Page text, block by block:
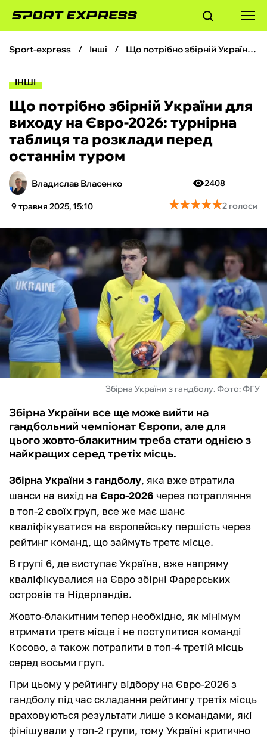
ФУТБОЛ
БОКС
ХОКЕЙ
ТЕНІС
КІБЕРСПОРТ
ЧС-2026
ФУТЗАЛ
ІНШІ
БУКМЕКЕРИ
sport-express інші Що потрібно збірній України для виходу на Євро-2026: турнірна таблиця та розклади перед останнім туром
ІНШІ
Що потрібно збірній України для
виходу на Євро-2026: турнірна
таблиця та розклади перед
останнім туром
Владислав Власенко
9 травня 2025, 15:10
2408
★★★★★
★★★★★2 голоси
Збірна України з гандболу. Фото: ФГУ
Збірна України все ще може вийти на
гандбольний чемпіонат Європи, але для
цього жовто-блакитним треба стати однією з
найкращих серед третіх місць.
Збірна України з гандболу, яка вже втратила
шанси на вихід на Євро-2026 через потрапляння
в топ-2 своїх груп, все же має шанс
кваліфікуватися на європейську першість через
рейтинг команд, що займуть третє місце.
В групі 6, де виступає Україна, вже напряму
кваліфікувалися на Євро збірні Фарерських
островів та Нідерландів.
Жовто-блакитним тепер необхідно, як мінімум
втримати третє місце і не поступитися команді
Косово, а також потрапити в топ-4 третій місць
серед восьми груп.
При цьому у рейтингу відбору на Євро-2026 з
гандболу під час складання рейтингу третіх місць
враховуються результати лише з командами, які
фінішували у топ-2 групи, тому Україні критично